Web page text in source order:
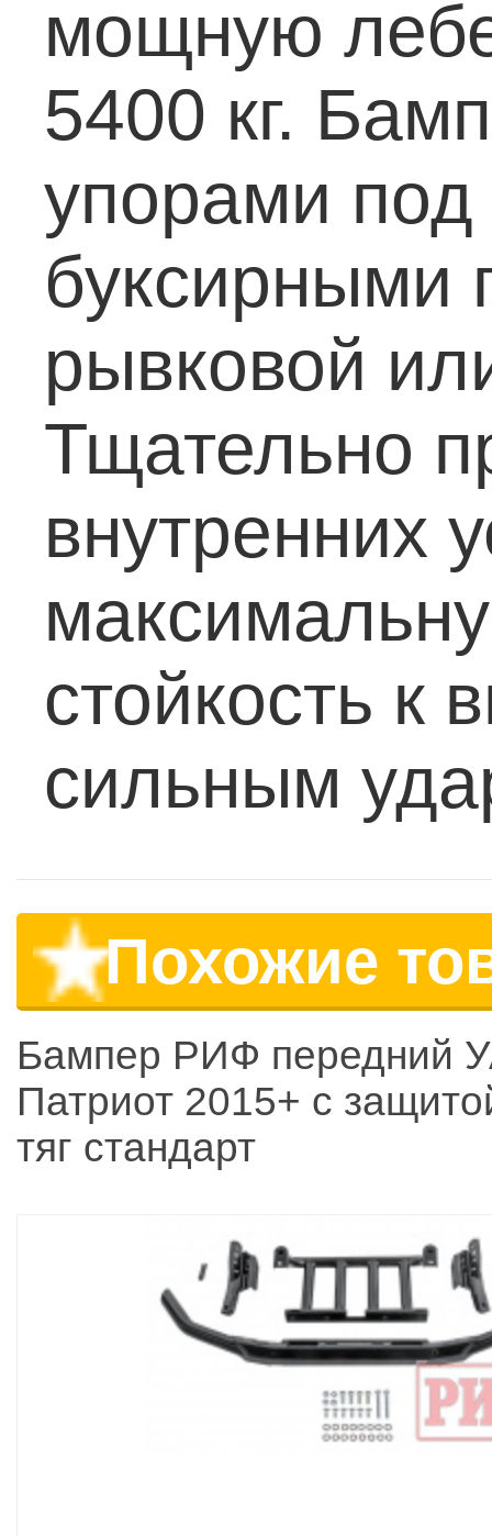
мощную
5400 кг.
упорами
буксирными
рывковой
Тщательно
внутренних
стойкость к
сильным
Похожие
Бампер РИФ передний
Патриот 2015+ с
тяг стандарт